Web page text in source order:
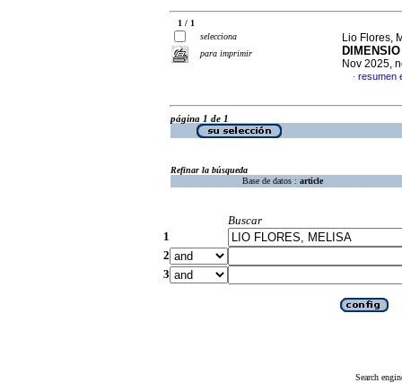
1 / 1
selecciona
para imprimir
Lio Flores,
Nov 2025,
· resumen
página 1 de 1
Refinar la búsqueda
Base de datos : article
Buscar
1
2
3
Search